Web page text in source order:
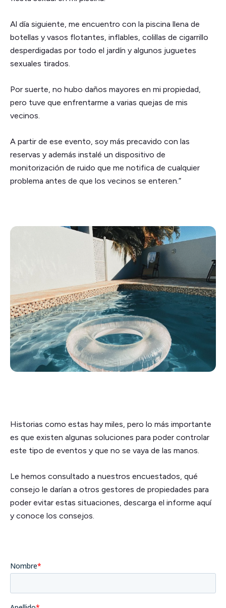
Al día siguiente, me encuentro con la piscina llena de
botellas y vasos flotantes, inflables, colillas de cigarrillo
desperdigadas por todo el jardín y algunos juguetes
sexuales tirados.
Por suerte, no hubo daños mayores en mi propiedad,
pero tuve que enfrentarme a varias quejas de mis
vecinos.
A partir de ese evento, soy más precavido con las
reservas y además instalé un dispositivo de
monitorización de ruido que me notifica de cualquier
problema antes de que los vecinos se enteren.”
Historias como estas hay miles, pero lo más importante
es que existen algunas soluciones para poder controlar
este tipo de eventos y que no se vaya de las manos.
Le hemos consultado a nuestros encuestados, qué
consejo le darían a otros gestores de propiedades para
poder evitar estas situaciones, descarga el informe aquí
y conoce los consejos.